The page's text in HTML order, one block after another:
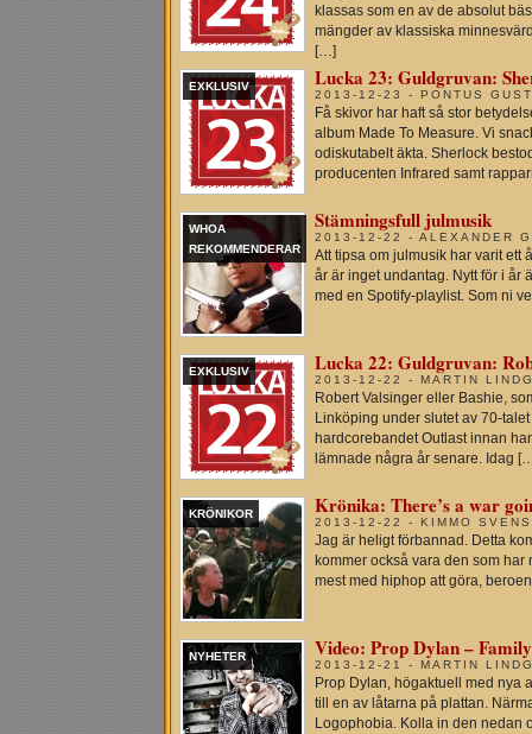
klassas som en av de absolut
mängder av klassiska
[…]
EXKLUSIV Lucka 23: Guldgruvan:
2013-12-23 - PONTUS
Få skivor har haft så stor
album Made To Measure. Vi
odiskutabelt äkta. Sherlock
producenten Infrared samt
WHOA
REKOMMENDERAR
Stämningsfull julmusik
2013-12-22 - ALEXANDER
Att tipsa om julmusik har varit ett
år är inget undantag. Nytt för i år
med en Spotify-playlist. Som ni
EXKLUSIV Lucka 22: Guldgruvan:
2013-12-22 - MARTIN
Robert Valsinger eller Bashie,
Linköping under slutet av 70-
hardcorebandet Outlast innan
lämnade några år senare. Idag
KRÖNIKOR Krönika: There’s a war
2013-12-22 - KIMMO
Jag är heligt förbannad. Detta
kommer också vara den som
mest med hiphop att göra,
NYHETER Video: Prop Dylan –
2013-12-21 - MARTIN
Prop Dylan, högaktuell med nya
till en av låtarna på plattan.
Logophobia. Kolla in den nedan